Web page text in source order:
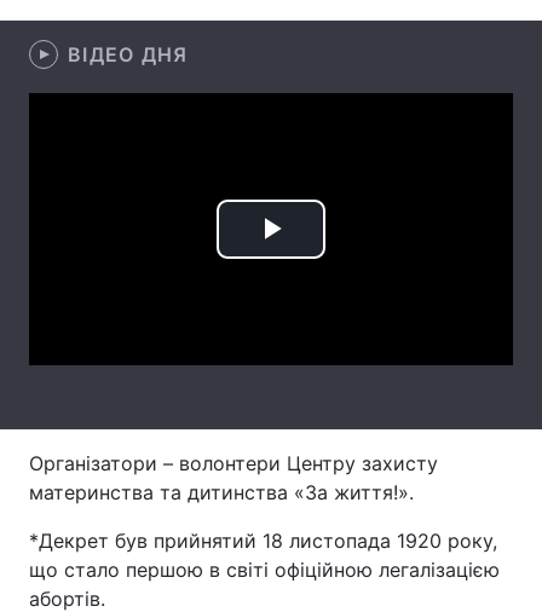
Статті
Архів Вакансії
Послуги
ВІДЕО ДНЯ
Play
Організатори – волонтери Центру захисту
материнства та дитинства «За життя!».
*Декрет був прийнятий 18 листопада 1920 року,
що стало першою в світі офіційною легалізацією
абортів.